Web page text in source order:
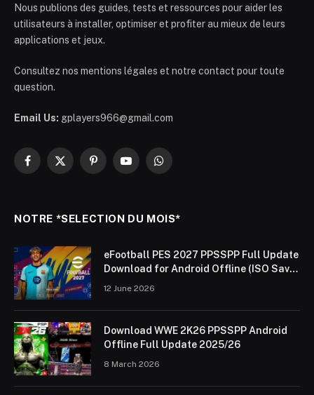
Nous publions des guides, tests et ressources pour aider les
utilisateurs à installer, optimiser et profiter au mieux de leurs
applications et jeux.
Consultez nos mentions légales et notre contact pour toute
question.
Email Us: gplayers966@gmail.com
Facebook
X
PinterestYouTubeWhatsApp
NOTRE *SELECTION DU MOIS*
eFootball PES 2027 PPSSPP Full Update
Download for Android Offline (ISO Save
12 June 2026
Download WWE 2K26 PPSSPP Android
Offline Full Update 2025/26
8 March 2026